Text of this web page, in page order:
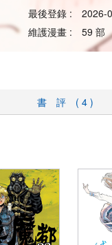
最後登錄 : 2026-
維護漫畫 : 59
書 評 ( 4 )